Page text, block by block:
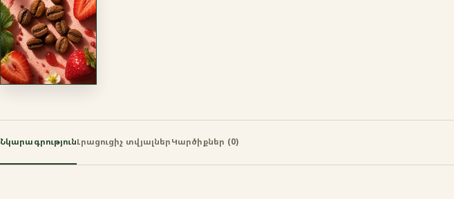
ՆկարագրությունԼրացուցիչ տվյալներԿարծիքներ (0)